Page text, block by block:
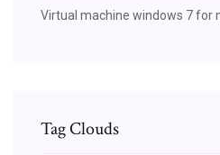
Virtual machine windows 7 for
Tag Clouds